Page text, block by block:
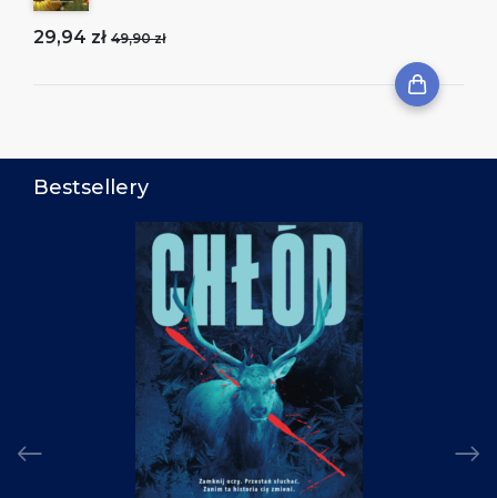
29,94 zł 49,90 zł
Bestsellery